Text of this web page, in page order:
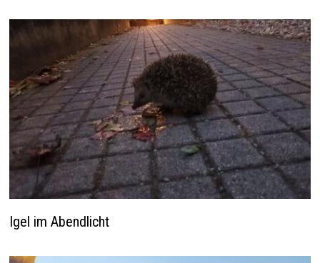
Igel im Abendlicht